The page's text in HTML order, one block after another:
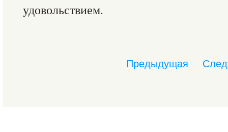
удовольствием.
Предыдущая